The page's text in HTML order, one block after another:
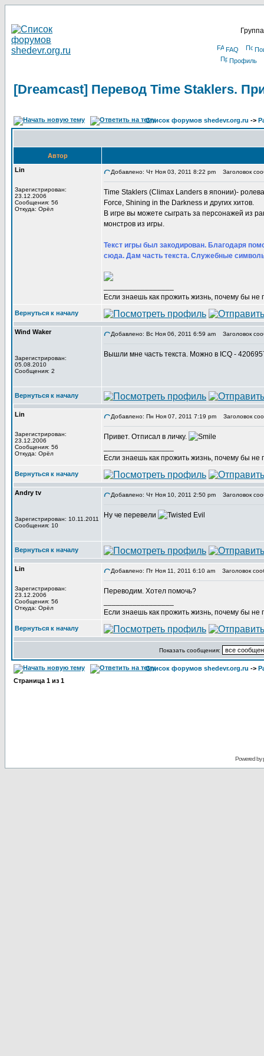
FAQ
Профиль
[Dreamcast] Перевод Time Staklers.
Список форумов shedevr.org.ru ->
Автор
Lin
Зарегистрирован:
23.12.2006
Сообщения: 56
Откуда: Орёл
Добавлено: Чт Ноя 03, 2011 8:22 pm Заголовок
Time Staklers (Climax Landers в японии)-
Force, Shining in the Darkness и других хитов.
В игре вы можете сыграть за персонажей из
монстров из игры.
Текст игры был закодирован. Благодаря
сюда. Дам часть текста. Служебные
Если знаешь как прожить жизнь, почему бы не
Вернуться к началу
Wind Waker
Зарегистрирован:
05.08.2010
Сообщения: 2
Добавлено: Вс Ноя 06, 2011 6:59 am Заголовок
Вышли мне часть текста. Можно в ICQ -
Вернуться к началу
Lin
Зарегистрирован:
23.12.2006
Сообщения: 56
Откуда: Орёл
Добавлено: Пн Ноя 07, 2011 7:19 pm Заголовок
Привет. Отписал в личку.
Если знаешь как прожить жизнь, почему бы не
Вернуться к началу
Andry tv
Зарегистрирован: 10.11.2011
Сообщения: 10
Добавлено: Чт Ноя 10, 2011 2:50 pm Заголовок
Ну че перевели
Вернуться к началу
Lin
Зарегистрирован:
23.12.2006
Сообщения: 56
Откуда: Орёл
Добавлено: Пт Ноя 11, 2011 6:10 am Заголовок
Переводим. Хотел помочь?
Если знаешь как прожить жизнь, почему бы не
Вернуться к началу
Показать сообщения:
Список форумов shedevr.org.ru ->
Страница 1 из 1
Powered by